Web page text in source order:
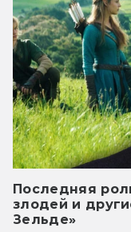
Последняя
злодей и
Зельде»